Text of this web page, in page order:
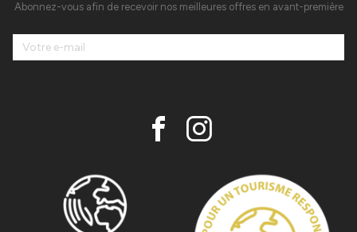
Abonnez-vous afin de recevoir nos meilleures offres en avant-première